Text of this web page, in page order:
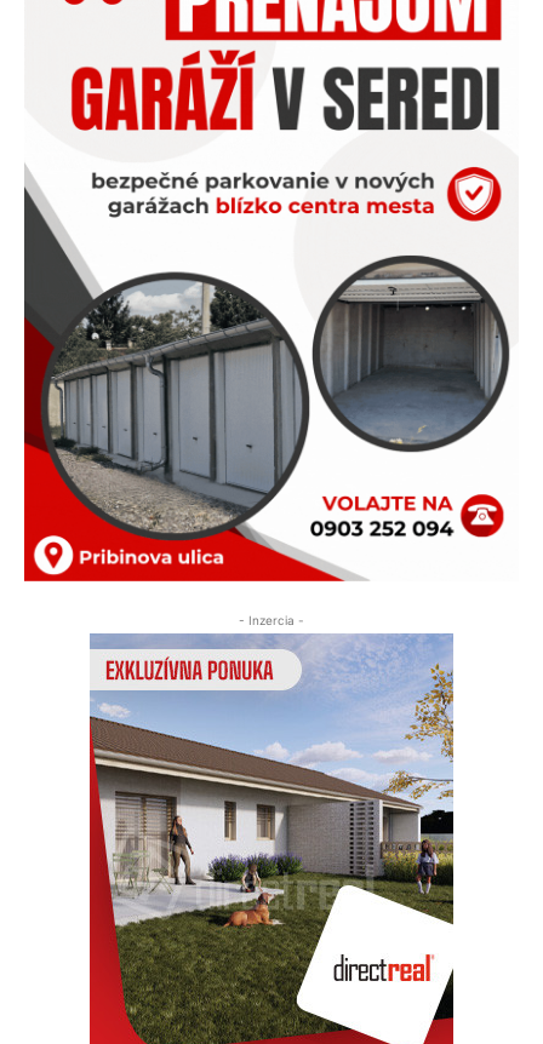
- Inzercia -